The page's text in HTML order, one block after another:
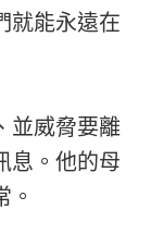
能永遠在
並威脅要離
息。他的母
。